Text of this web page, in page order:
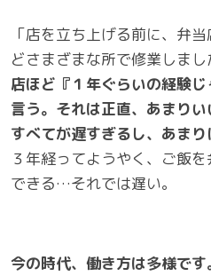
「店を立ち上げる前に、弁
どさまざまな所で修業しまし
店ほど『１年ぐらいの経験
言う。それは正直、あまりい
すべてが遅すぎるし、あま
３年経ってようやく、ご飯
できる…それでは遅い。
今の時代、働き方は多様で